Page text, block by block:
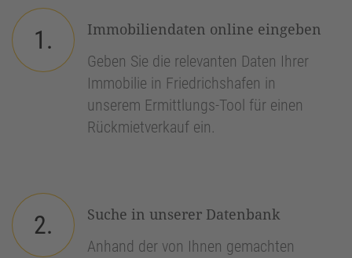
1.
Immobiliendaten online eingeben
Geben Sie die relevanten Daten Ihrer
Immobilie in Friedrichshafen in
unserem Ermittlungs-Tool für einen
Rückmietverkauf ein.
2.
Suche in unserer Datenbank
Anhand der von Ihnen gemachten